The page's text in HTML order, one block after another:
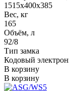
1515x400x385
Вес, кг
165
Объём, л
92/8
Тип замка
Кодовый
В корзину
В корзину